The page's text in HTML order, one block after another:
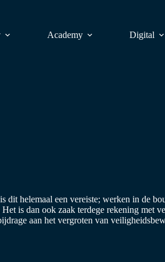
Academy Digital
helemaal een vereiste; werken in de
is dan ook zaak terdege rekening met
aan het vergroten van